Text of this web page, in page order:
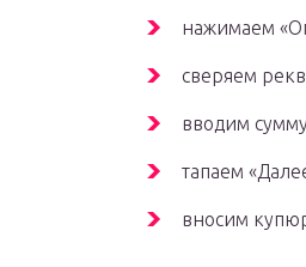
нажимаем
сверяем
вводим
тапаем
вносим